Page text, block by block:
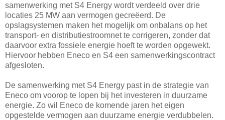
samenwerking met S4 Energy wordt verdeeld over drie
locaties 25 MW aan vermogen gecreëerd. De
opslagsystemen maken het mogelijk om onbalans op het
transport- en distributiestroomnet te corrigeren, zonder dat
daarvoor extra fossiele energie hoeft te worden opgewekt.
Hiervoor hebben Eneco en S4 een samenwerkingscontract
afgesloten.
De samenwerking met S4 Energy past in de strategie van
Eneco om voorop te lopen bij het investeren in duurzame
energie. Zo wil Eneco de komende jaren het eigen
opgestelde vermogen aan duurzame energie verdubbelen.